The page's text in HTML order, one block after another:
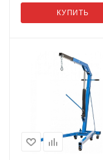
КУПИТЬ